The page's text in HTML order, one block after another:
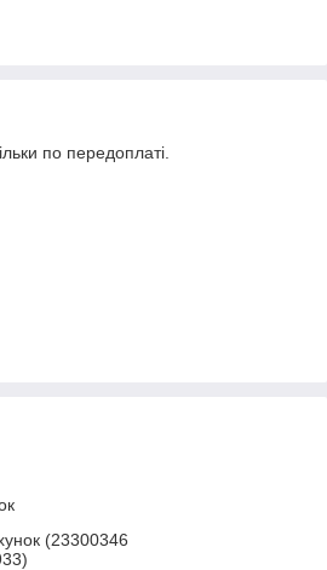
по передоплаті.
(23300346